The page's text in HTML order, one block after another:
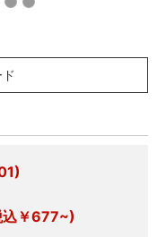
込￥677~)